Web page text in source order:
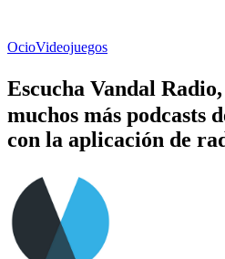
OcioVideojuegos
Escucha Vandal
muchos más podcasts
con la aplicación de